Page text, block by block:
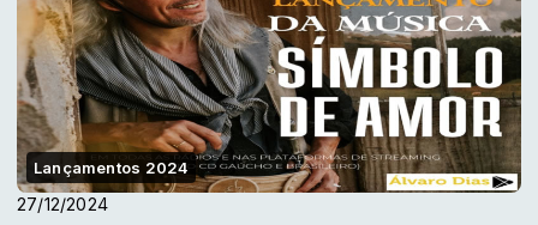
Lançamentos 2024
27/12/2024